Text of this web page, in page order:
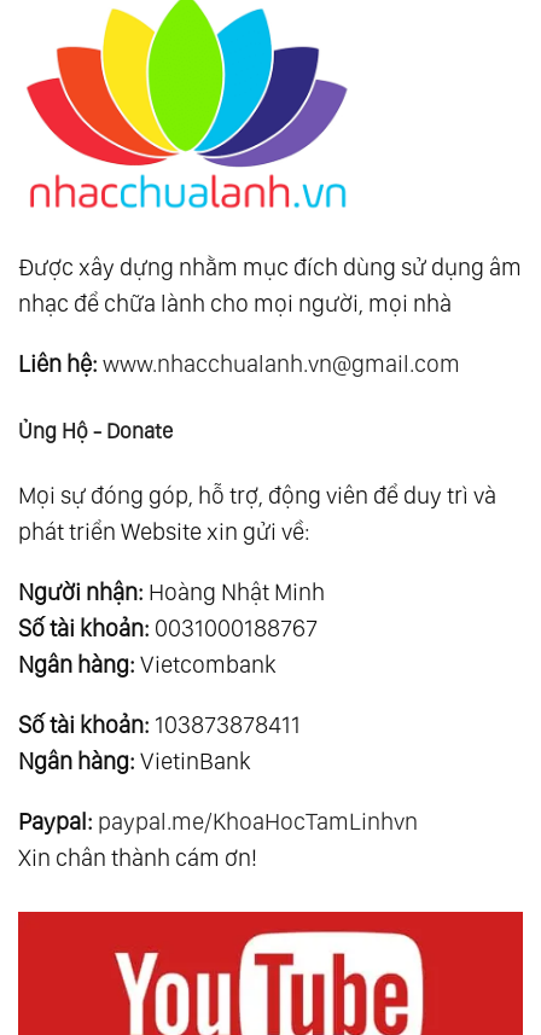
Được xây dựng nhằm mục đích dùng sử dụng âm
nhạc để chữa lành cho mọi người, mọi nhà
Liên hệ: www.nhacchualanh.vn@gmail.com
Ủng Hộ - Donate
Mọi sự đóng góp, hỗ trợ, động viên để duy trì và
phát triển Website xin gửi về:
Người nhận: Hoàng Nhật Minh
Số tài khoản: 0031000188767
Ngân hàng: Vietcombank
Số tài khoản: 103873878411
Ngân hàng: VietinBank
Paypal: paypal.me/KhoaHocTamLinhvn
Xin chân thành cám ơn!